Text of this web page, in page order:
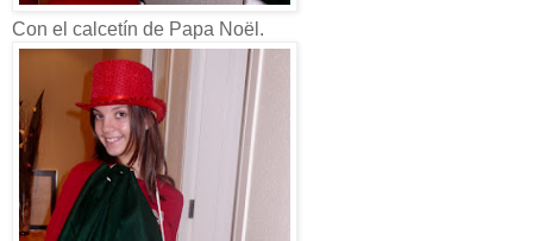
Con el calcetín de Papa Noël.